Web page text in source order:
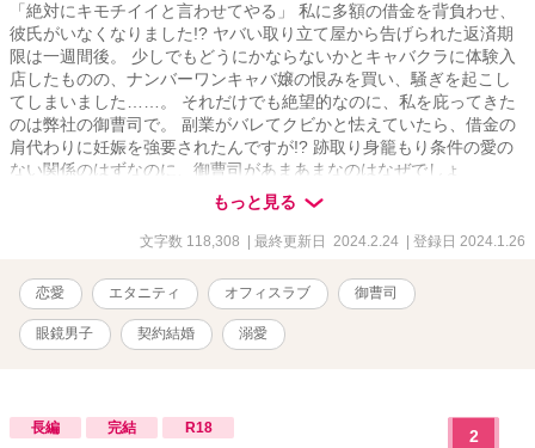
「絶対にキモチイイと言わせてやる」 私に多額の借金を背負わせ、
彼氏がいなくなりました!? ヤバい取り立て屋から告げられた返済期
限は一週間後。 少しでもどうにかならないかとキャバクラに体験入
店したものの、ナンバーワンキャバ嬢の恨みを買い、騒ぎを起こし
てしまいました……。 それだけでも絶望的なのに、私を庇ってきた
のは弊社の御曹司で。 副業がバレてクビかと怯えていたら、借金の
肩代わりに妊娠を強要されたんですが!? 跡取り身籠もり条件の愛の
ない関係のはずなのに、御曹司があまあまなのはなぜでしょ
う……？ 坂下花音 さかしたかのん 28歳 不動産会社『マグネイト
エステート』一般社員 真面目が服を着て歩いているような子 見た目
も真面目そのもの 恋に関しては夢を見がちで、そのせいで男に騙さ
ステート』開発本部長で御曹司 長男だけどなにやら訳ありであまり
跡取りとして望まれていない 人当たりがよくていい人 だけど本当は
強引!?
もっと見る
文字数 118,308 | 最終更新日 2024.2.24 | 登録日 2024.1.26
恋愛 エタニティ オフィスラブ 御曹司
眼鏡男子 契約結婚 溺愛
長編 完結 R18 2